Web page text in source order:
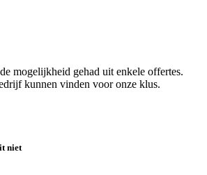
mogelijkheid gehad uit enkele offertes.
kunnen vinden voor onze klus.
niet